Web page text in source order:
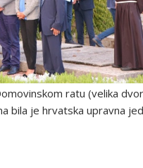
ratu (velika
bila je hrvatska upravna